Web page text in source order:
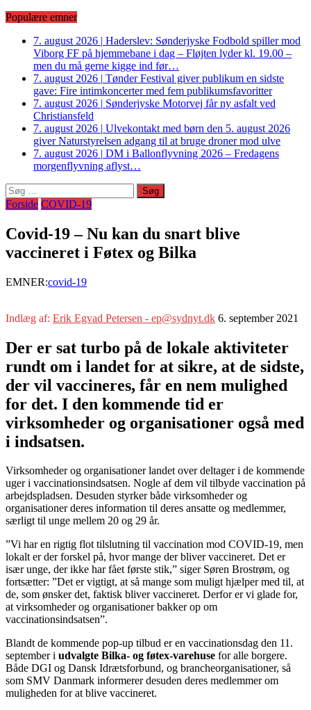
Populære emner
7. august 2026 | Haderslev: Sønderjyske Fodbold spiller mod
Viborg FF på hjemmebane i dag – Fløjten lyder kl. 19.00 –
men du må gerne kigge ind før…
7. august 2026 | Tønder Festival giver publikum en sidste
gave: Fire intimkoncerter med fem publikumsfavoritter
7. august 2026 | Sønderjyske Motorvej får ny asfalt ved
Christiansfeld
7. august 2026 | Ulvekontakt med børn den 5. august 2026
giver Naturstyrelsen adgang til at bruge droner mod ulve
7. august 2026 | DM i Ballonflyvning 2026 – Fredagens
morgenflyvning aflyst…
Søg
efter:
Forside COVID-19
Covid-19 – Nu kan du snart blive
vaccineret i Føtex og Bilka
EMNER:covid-19
Indlæg af: Erik Egvad Petersen - ep@sydnyt.dk 6. september 2021
Der er sat turbo på de lokale aktiviteter
rundt om i landet for at sikre, at de sidste,
der vil vaccineres, får en nem mulighed
for det. I den kommende tid er
virksomheder og organisationer også med
i indsatsen.
Virksomheder og organisationer landet over deltager i de kommende
uger i vaccinationsindsatsen. Nogle af dem vil tilbyde vaccination på
arbejdspladsen. Desuden styrker både virksomheder og
organisationer deres information til deres ansatte og medlemmer,
særligt til unge mellem 20 og 29 år.
”Vi har en rigtig flot tilslutning til vaccination mod COVID-19, men
lokalt er der forskel på, hvor mange der bliver vaccineret. Det er
især unge, der ikke har fået første stik,” siger Søren Brostrøm, og
fortsætter: ”Det er vigtigt, at så mange som muligt hjælper med til, at
de, som ønsker det, faktisk bliver vaccineret. Derfor er vi glade for,
at virksomheder og organisationer bakker op om
vaccinationsindsatsen”.
Blandt de kommende pop-up tilbud er en vaccinationsdag den 11.
september i udvalgte Bilka- og føtex-varehuse for alle borgere.
Både DGI og Dansk Idrætsforbund, og brancheorganisationer, så
som SMV Danmark informerer desuden deres medlemmer om
muligheden for at blive vaccineret.